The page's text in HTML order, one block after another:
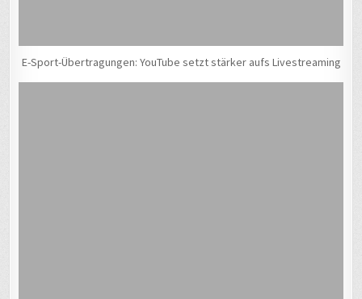
E-Sport-Übertragungen: YouTube setzt stärker aufs Livestreaming